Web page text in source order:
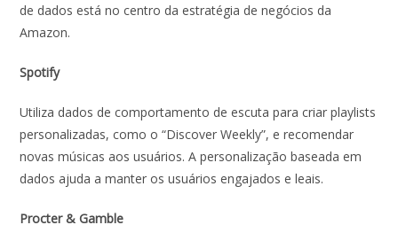
de dados está no centro da estratégia de negócios da
Amazon.
Spotify
Utiliza dados de comportamento de escuta para criar playlists
personalizadas, como o “Discover Weekly”, e recomendar
novas músicas aos usuários. A personalização baseada em
dados ajuda a manter os usuários engajados e leais.
Procter & Gamble